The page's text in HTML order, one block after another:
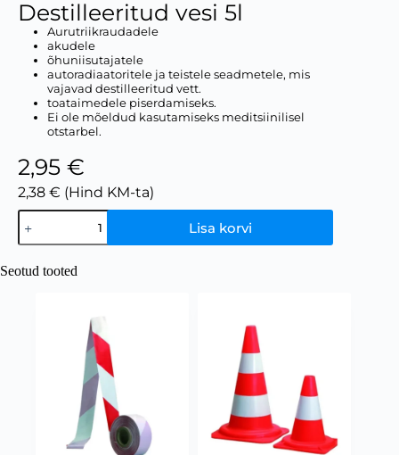
Destilleeritud vesi 5l
Aurutriikraudadele
akudele
õhuniisutajatele
autoradiaatoritele ja teistele seadmetele, mis
vajavad destilleeritud vett.
toataimedele piserdamiseks.
Ei ole mõeldud kasutamiseks meditsiinilisel
otstarbel.
2,95 €
2,38 € (Hind KM-ta)
Lisa korvi
Seotud tooted